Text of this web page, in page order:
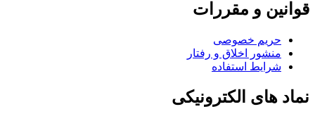
قوانین و مقررات
حریم خصوصی
منشور اخلاق و رفتار
شرایط استفاده
نماد های الکترونیکی